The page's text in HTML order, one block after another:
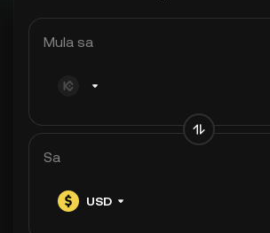
Mula sa
Sa
USD